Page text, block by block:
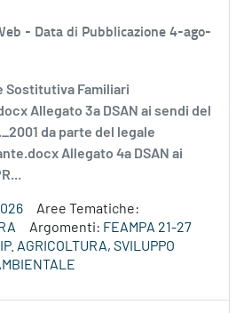
- Data di Pubblicazione 4-ago-
Sostitutiva Familiari
Allegato 3a DSAN ai sendi del
da parte del legale
Allegato 4a DSAN ai
Aree Tematiche:
Argomenti: FEAMPA 21-27
AGRICOLTURA, SVILUPPO